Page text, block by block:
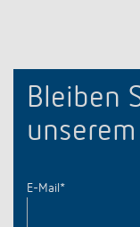
Bleiben
E-Mail *